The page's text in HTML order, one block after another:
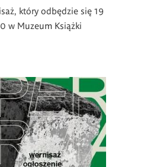
który odbędzie się 19
w Muzeum Książki